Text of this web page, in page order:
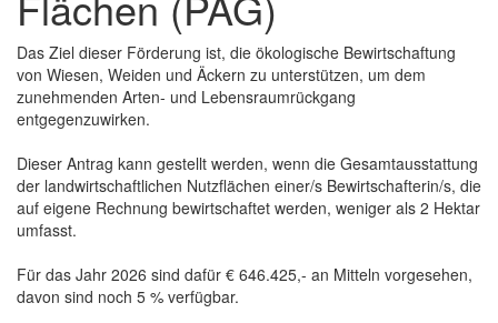
Das Ziel dieser Förderung ist, die ökologische Bewirtschaftung
von Wiesen, Weiden und Äckern zu unterstützen, um dem
zunehmenden Arten- und Lebensraumrückgang
entgegenzuwirken.
Dieser Antrag kann gestellt werden, wenn die Gesamtausstattung
der landwirtschaftlichen Nutzflächen einer/s Bewirtschafterin/s, die
auf eigene Rechnung bewirtschaftet werden, weniger als 2 Hektar
umfasst.
Für das Jahr 2026 sind dafür € 646.425,- an Mitteln vorgesehen,
davon sind noch 5 % verfügbar.